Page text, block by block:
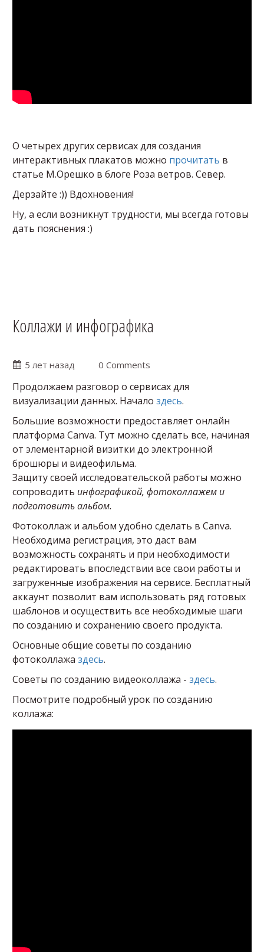
О четырех других сервисах для создания
интерактивных плакатов можно прочитать в
статье М.Орешко в блоге Роза ветров. Север.
Дерзайте :)) Вдохновения!
Ну, а если возникнут трудности, мы всегда готовы
дать пояснения :)
Коллажи и инфографика
5 лет назад 0 Comments
Продолжаем разговор о сервисах для
визуализации данных. Начало здесь.
Большие возможности предоставляет онлайн
платформа Canva. Тут можно сделать все, начиная
от элементарной визитки до электронной
брошюры и видеофильма.
Защиту своей исследовательской работы можно
сопроводить инфографикой, фотоколлажем и
подготовить альбом.
Фотоколлаж и альбом удобно сделать в Canva.
Необходима регистрация, это даст вам
возможность сохранять и при необходимости
редактировать впоследствии все свои работы и
загруженные изображения на сервисе. Бесплатный
аккаунт позволит вам использовать ряд готовых
шаблонов и осуществить все необходимые шаги
по созданию и сохранению своего продукта.
Основные общие советы по созданию
фотоколлажа здесь.
Советы по созданию видеоколлажа - здесь.
Посмотрите подробный урок по созданию
коллажа: